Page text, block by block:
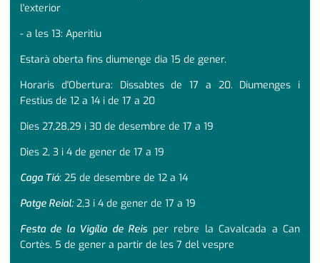
l'exterior
- a les 13: Aperitiu
Estarà oberta fins diumenge dia 15 de gener.
Horaris d'Obertura: Dissabtes de 17 a 20. Diumenges i
Festius de 12 a 14 i de 17 a 20
Dies 27,28,29 i 30 de desembre de 17 a 19
Dies 2, 3 i 4 de gener de 17 a 19
Caga Tió: 25 de desembre de 12 a 14
Patge Reial:2,3 i 4 de gener de 17 a 19
Festa de la Vigília de Reis per rebre la Cavalcada a Can
Cortès. 5 de gener a partir de les 7 del vespre